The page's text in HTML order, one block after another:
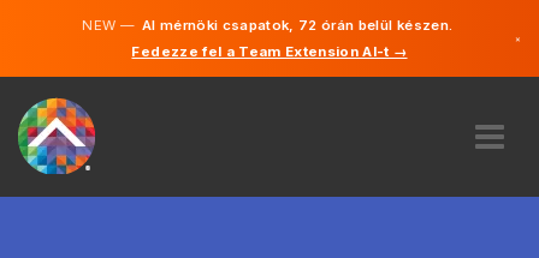
NEW —AI mérnöki csapatok, 72 órán belül készen.
Fedezze fel a Team Extension AI-t →
×